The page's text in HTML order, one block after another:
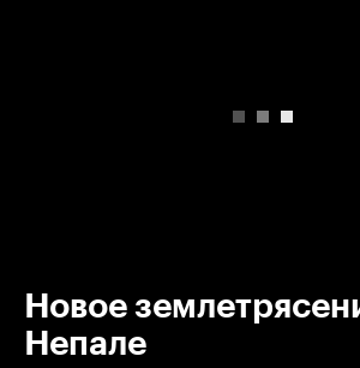
Новое
Непале